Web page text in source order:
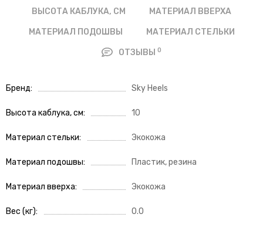
ВЫСОТА КАБЛУКА, СМ МАТЕРИАЛ ВВЕРХА
МАТЕРИАЛ ПОДОШВЫ МАТЕРИАЛ СТЕЛЬКИ
ОТЗЫВЫ 0
Бренд Sky Heels
Высота каблука, см 10
Материал стельки Экокожа
Материал подошвы Пластик, резина
Материал вверха Экокожа
Вес (кг) 0.0